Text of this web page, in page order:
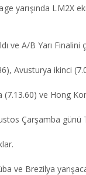
yarışında
ve A/B Yarı
Avusturya ikinci
(7.13.60) ve Hong
Çarşamba
ve Brezilya